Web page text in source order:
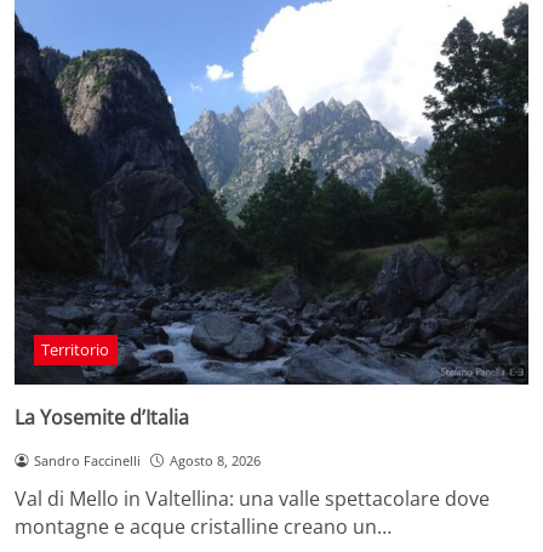
Territorio
La Yosemite d’Italia
Sandro Faccinelli Agosto 8, 2026
Val di Mello in Valtellina: una valle spettacolare dove
montagne e acque cristalline creano un…